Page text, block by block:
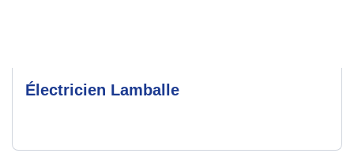
Électricien Lamballe